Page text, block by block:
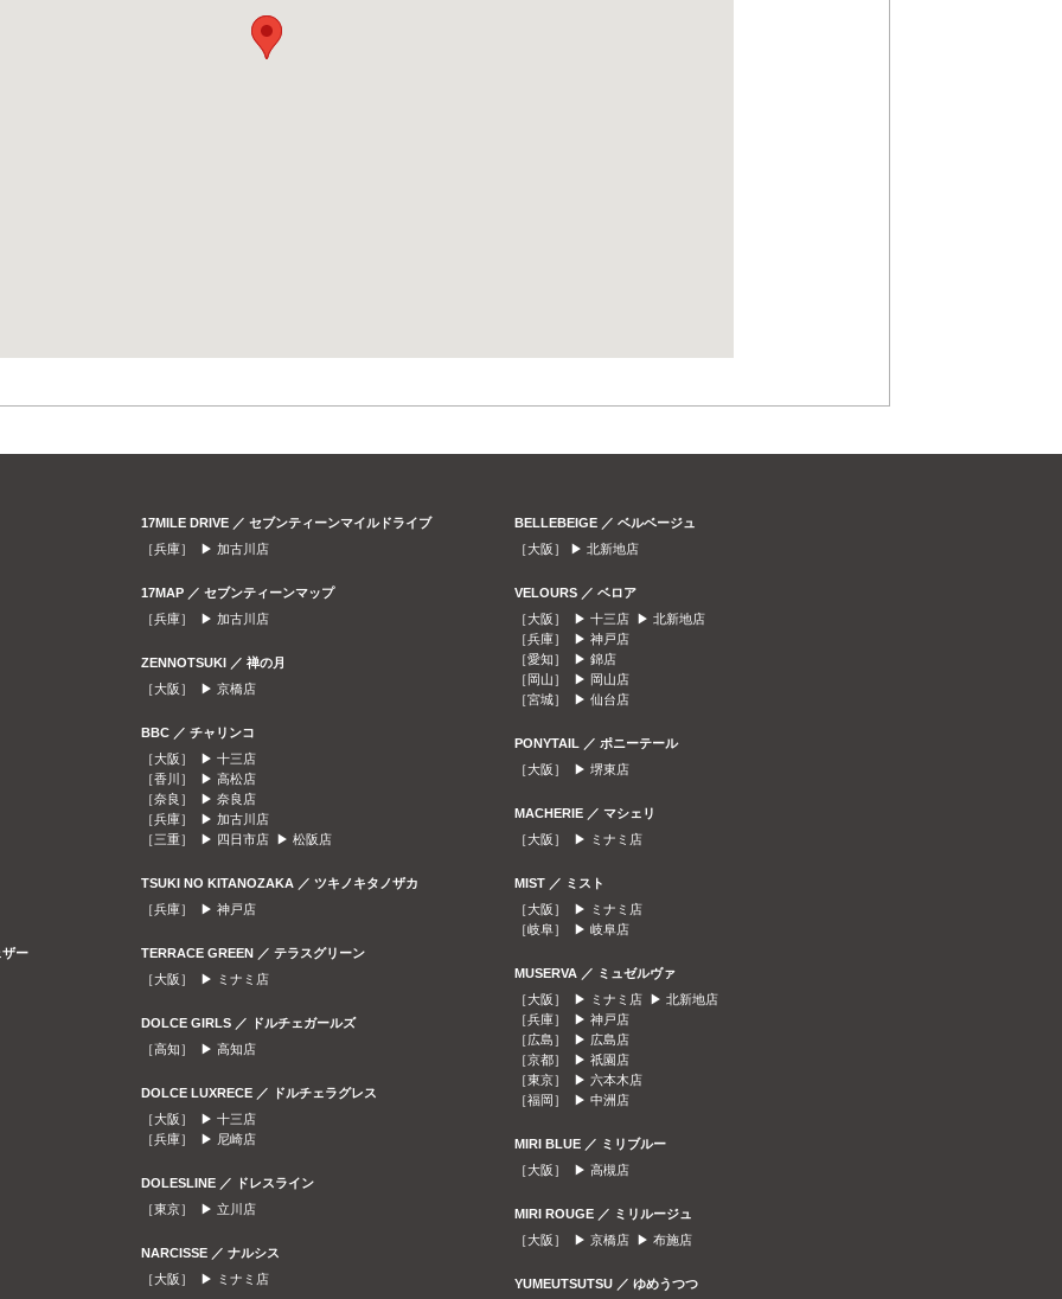
ー
17MILE DRIVE ／ セブンティーンマイルドライブ
［兵庫］ ▶ 加古川店
17MAP ／ セブンティーンマップ
［兵庫］ ▶ 加古川店
ZENNOTSUKI ／ 禅の月
［大阪］ ▶ 京橋店
BBC ／ チャリンコ
［大阪］ ▶ 十三店
［香川］ ▶ 高松店
［奈良］ ▶ 奈良店
［兵庫］ ▶ 加古川店
［三重］ ▶ 四日市店 ▶ 松阪店
TSUKI NO KITANOZAKA ／ ツキノキタノザカ
［兵庫］ ▶ 神戸店
TERRACE GREEN ／ テラスグリーン
［大阪］ ▶
ミナミ店
DOLCE GIRLS ／ ドルチェガールズ
［高知］ ▶ 高知店
DOLCE LUXRECE ／ ドルチェラグレス
［大阪］ ▶ 十三店
［兵庫］ ▶ 尼崎店
DOLESLINE ／ ドレスライン
［東京］ ▶ 立川店
NARCISSE ／ ナルシス
［大阪］ ▶
ミナミ店
BELLEBEIGE ／ ベルベージュ
［大阪］ ▶ 北新地店
VELOURS ／ ベロア
［大阪］ ▶ 十三店 ▶ 北新地店
［兵庫］ ▶ 神戸店
［愛知］ ▶ 錦店
［岡山］ ▶ 岡山店
［宮城］ ▶ 仙台店
PONYTAIL ／ ポニーテール
［大阪］ ▶ 堺東店
MACHERIE ／ マシェリ
［大阪］ ▶
ミナミ店
MIST ／ ミスト
［大阪］ ▶
ミナミ店
［岐阜］ ▶ 岐阜店
MUSERVA ／ ミュゼルヴァ
［大阪］ ▶
ミナミ店 ▶ 北新地店
［兵庫］ ▶ 神戸店
［広島］ ▶ 広島店
［京都］ ▶ 祇園店
［東京］ ▶ 六本木店
［福岡］ ▶ 中洲店
MIRI BLUE ／ ミリブルー
［大阪］ ▶ 高槻店
MIRI ROUGE ／ ミリルージュ
［大阪］ ▶ 京橋店 ▶ 布施店
YUMEUTSUTSU ／ ゆめうつつ